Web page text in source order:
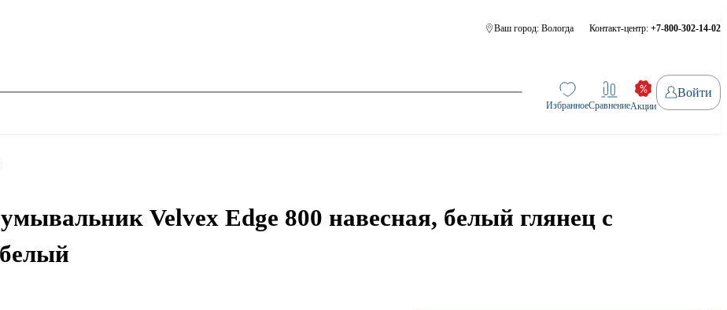
Ваш город: Вологда Контакт-центр: +7-800-302-14-02
ИзбранноеСравнениеАкции
Войти
Velvex Edge 800 навесная, белый глянец с